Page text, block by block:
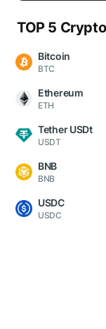
TOP 5
Bitcoin
BTC
Ethereum
ETH
Tether USDt
USDT
BNB
BNB
USDC
USDC